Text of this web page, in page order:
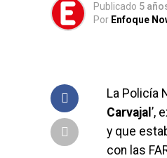
Publicado 5
Por Enfoque
La Policía
Carvajal ’,
y que
con las